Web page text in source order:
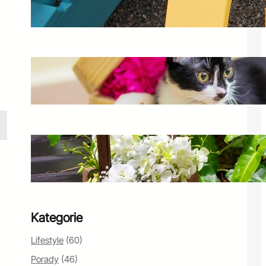
4 listopada 2024
Czy bratki są trujące dla kota?
Bezpieczne kwiaty balkonowe
22 grudnia 2024
Jaśminowiec w ogrodzie – jak
stworzyć piękne kompozycje?
16 marca 2025
Kategorie
Lifestyle (60)
Porady (46)